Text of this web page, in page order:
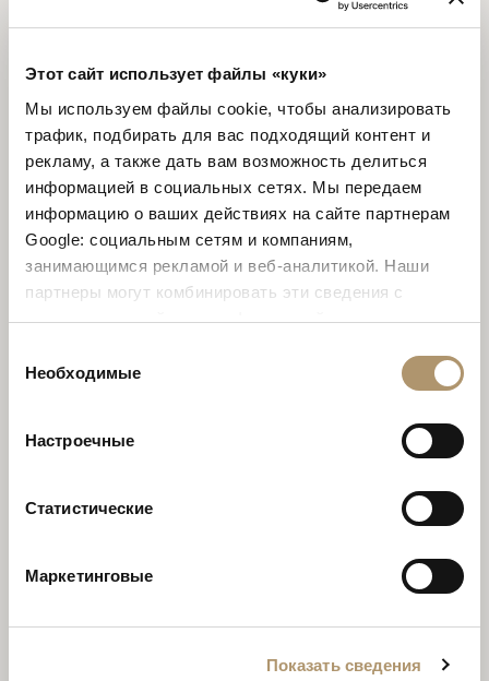
Этот сайт использует файлы «куки»
Мы используем файлы cookie, чтобы анализировать
трафик, подбирать для вас подходящий контент и
рекламу, а также дать вам возможность делиться
информацией в социальных сетях. Мы передаем
информацию о ваших действиях на сайте партнерам
Google: социальным сетям и компаниям,
занимающимся рекламой и веб-аналитикой. Наши
партнеры могут комбинировать эти сведения с
предоставленной вами информацией, а также
вами их сервисов. Продолжая использовать наш сайт,
согласия
Необходимые
Настроечные
Статистические
Маркетинговые
Показать сведения
VINCENT